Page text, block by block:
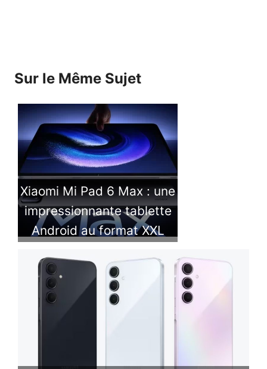
Sur le Même Sujet
Xiaomi Mi Pad 6 Max : une
impressionnante tablette
Android au format XXL